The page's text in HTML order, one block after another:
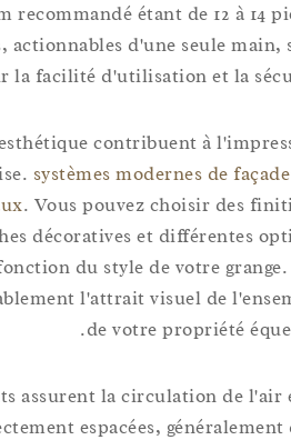
recommandé étant de 12 à
actionnables d'une seule
la facilité d'utilisation et la
l'esthétique contribuent à
systèmes modernes de
. Vous pouvez choisir des
décoratives et
fonction du style de votre
l'attrait visuel de
de votre propriété
assurent la circulation de
espacées,